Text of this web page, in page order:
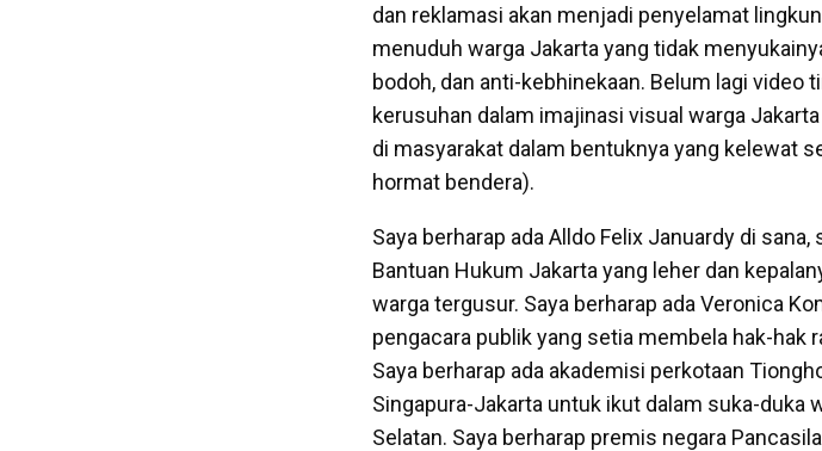
dan reklamasi akan menjadi penyelamat
menuduh warga Jakarta yang tidak
bodoh, dan anti-kebhinekaan. Belum lagi video
kerusuhan dalam imajinasi visual warga
di masyarakat dalam bentuknya yang kelewat
hormat bendera).
Saya berharap ada Alldo Felix Januardy di
Bantuan Hukum Jakarta yang leher dan
warga tergusur. Saya berharap ada Veronica
pengacara publik yang setia membela hak-hak
Saya berharap ada akademisi perkotaan
Singapura-Jakarta untuk ikut dalam suka-duka
Selatan. Saya berharap premis negara